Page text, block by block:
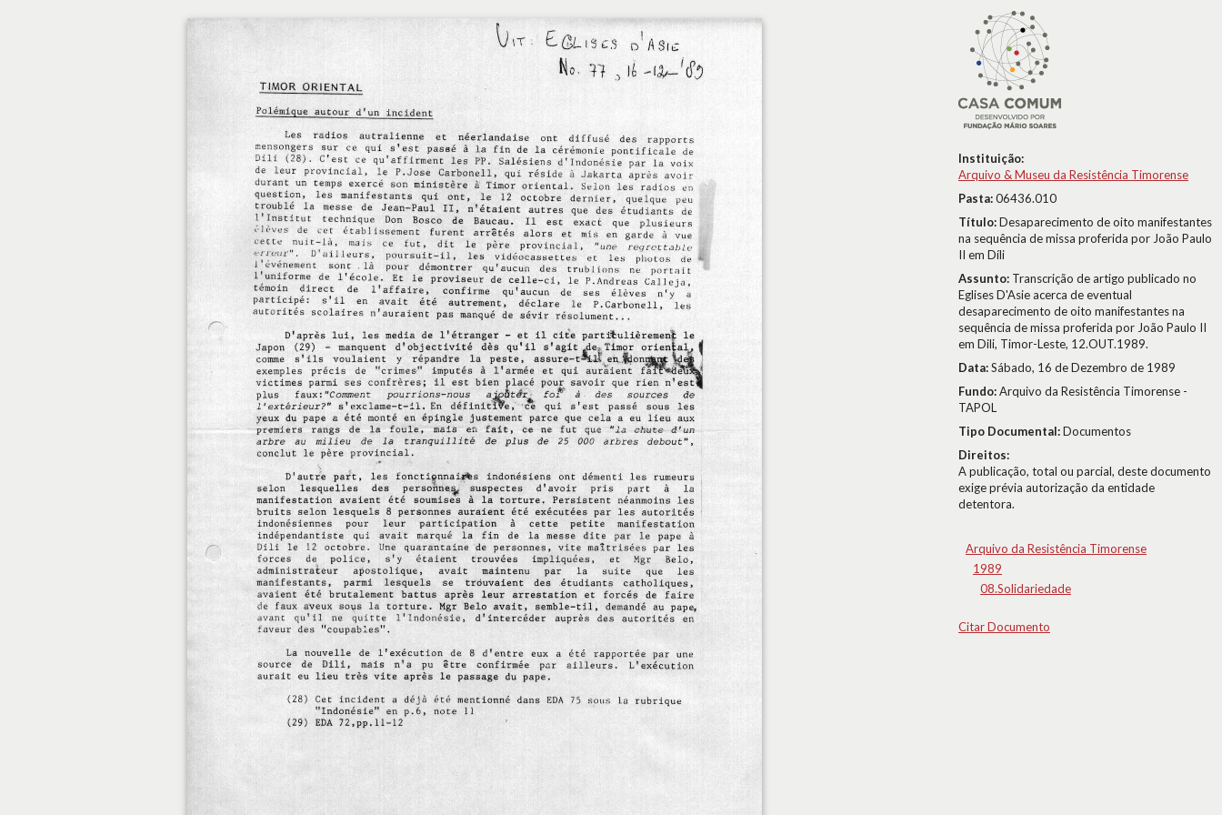
Instituição:
Arquivo & Museu da Resistência Timorense
Pasta:06436.010
Título:Desaparecimento de oito manifestantes
na sequência de missa proferida por João Paulo
II em Díli
Assunto: Transcrição de artigo publicado no
Eglises D'Asie acerca de eventual
desaparecimento de oito manifestantes na
sequência de missa proferida por João Paulo II
em Dili, Timor-Leste, 12.OUT.1989.
Data:Sábado, 16 de Dezembro de 1989
Fundo:Arquivo da Resistência Timorense -
TAPOL
Tipo Documental:Documentos
Direitos:
A publicação, total ou parcial, deste documento
exige prévia autorização da entidade
detentora.
Arquivo da Resistência Timorense
1989
08.Solidariedade
Citar Documento